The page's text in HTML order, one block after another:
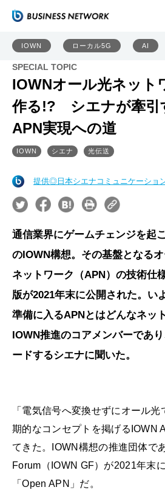
IOWN ローカル5G AI
SPECIAL TOPIC
IOWNオール光ネット
作る!? シエナが牽引
APN実現への道
IOWN シエナ 光伝送
提供◎日本シエナコミュニケーショ
通信業界にゲームチェンジを起
のIOWN構想。その基盤となる
ネットワーク（APN）の技術仕
版が2021年末に公開された。い
準備に入るAPNとはどんなネッ
IOWN推進のコアメンバーであ
ードするシエナに聞いた。
「電気信号へ変換せずにオール
期的なコンセプトを掲げるIOWN
てきた。IOWN構想の推進団体で
Forum（IOWN GF）が2021年末
「Open APN」だ。